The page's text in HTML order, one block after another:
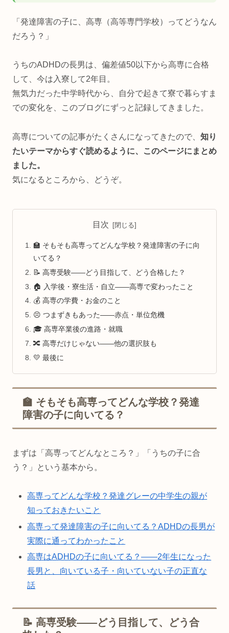
「発達障害の子に、高専（高等専門学校）ってどうなん
だろう？」
うちのADHDの長男は、偏差値50以下から高専に合格
して、今は入寮して2年目。
無気力だった中学時代から、自分で起きて寮で暮らすま
での変化を、このブログにずっと記録してきました。
高専についての記事がたくさんになってきたので、 知り
たいテーマからすぐ読めるように、このページにまとめ
ました。
気になるところから、どうぞ。
目次
🏫 そもそも高専ってどんな学校？発達障害の子に向
いてる？
📝 高専受験——どう目指して、どう合格した？
🏠 入学後・寮生活・自立——高専で変わったこと
💰 高専の学費・お金のこと
😣 つまずきもあった——赤点・単位危機
🎓 高専卒業後の進路・就職
🔀 高専だけじゃない——他の選択肢も
💛 最後に
🏫 そもそも高専ってどんな学校？発達
障害の子に向いてる？
まずは「高専ってどんなところ？」「うちの子に合
う？」という基本から。
高専ってどんな学校？発達グレーの中学生の親が
知っておきたいこと
高専って発達障害の子に向いてる？ADHDの長男が
実際に通ってわかったこと
高専はADHDの子に向いてる？——2年生になった
長男と、向いている子・向いていない子の正直な
話
📝 高専受験——どう目指して、どう合